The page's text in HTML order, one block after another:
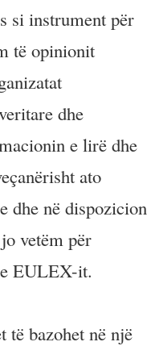
si instrument për
të opinionit
dhe
e lirë dhe
ato
dhe në dispozicion
vetëm për
EULEX-it.
bazohet në një